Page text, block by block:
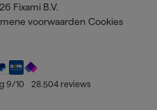
Fixami B.V.
voorwaarden Cookies
9/10 28.504 reviews